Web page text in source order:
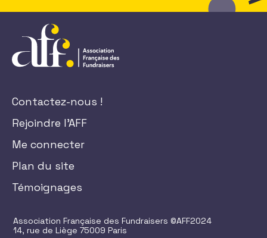
Contactez-nous !
Rejoindre l'AFF
Me connecter
Plan du site
Témoignages
Association Française des Fundraisers ©AFF2024
14, rue de Liège 75009 Paris